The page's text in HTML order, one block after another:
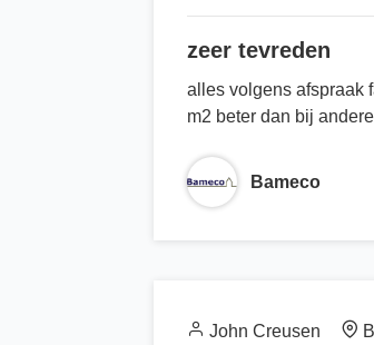
zeer tevreden
alles volgens afspraak
m2 beter dan bij
Bameco
John Creusen